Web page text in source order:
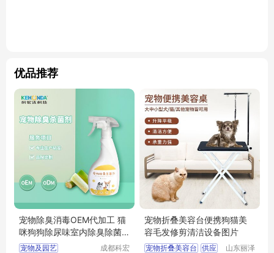
优品推荐
宠物除臭消毒OEM代加工 猫
咪狗狗除尿味室内除臭除菌
品牌定制
宠物及园艺
成都科宏
宠物折叠美容台便携狗猫美
容毛发修剪清洁设备图片
宠物折叠美容台 供应
山东丽泽